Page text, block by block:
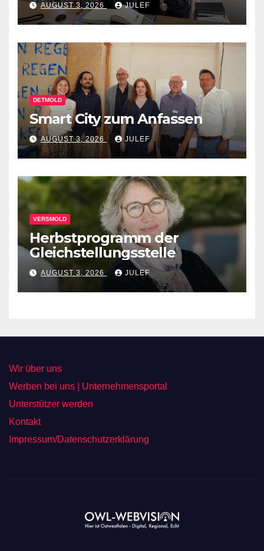
AUGUST 3, 2026 JULEF
DETMOLD
Smart City zum Anfassen
AUGUST 3, 2026 JULEF
VERSMOLD
Herbstprogramm der
Gleichstellungsstelle
AUGUST 3, 2026 JULEF
Wir über uns
Werben bei uns | Unternehmensportal
Unterstützer werden
Kontakt
Impressum/Datenschutzerklärung